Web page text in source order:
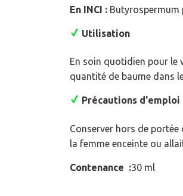
En INCI : Butyrospermum
Utilisation
En soin quotidien pour le
quantité de baume dans
Précautions d'emploi
Conserver hors de
la femme enceinte ou
Contenance :30 ml